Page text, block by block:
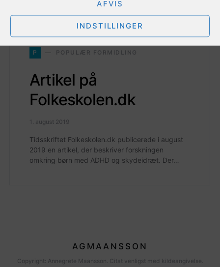
AFVIS
INDSTILLINGER
P POPULÆR FORMIDLING
Artikel på
Folkeskolen.dk
1. august 2019
Tidsskriftet Folkeskolen.dk publicerede i august
2019 en artikel, der beskriver forskningen
omkring børn med ADHD og skydeidræt. Der…
AGMAANSSON
Copyright: Annegrete Maansson. Citat venligst med kildeangivelse.